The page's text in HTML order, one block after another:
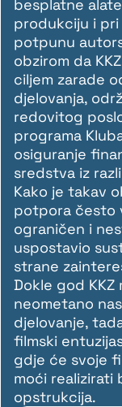
besplatne
produkciju i
potpunu
obzirom da
ciljem zarade
djelovanja,
redovitog
programa
osiguranje
sredstva iz
Kako je takav
potpora često
ograničen i
uspostavio
strane
Dokle god KKZ
neometano
djelovanje,
filmski
gdje će svoje
moći realizirati
opstrukcija.